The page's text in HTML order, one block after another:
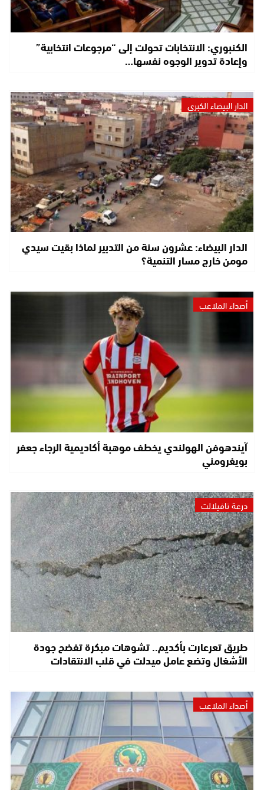
الكنبوري: الانتخابات تحولت إلى “مرجوعات انتخابية”
وإعادة تدوير الوجوه نفسها…
الدار البيضاء الكبرى
الدار البيضاء: عشرون سنة من التدبير لماذا بقيت سيدي
مومن خارج مسار التنمية؟
أصداء الملاعب
آيندهوفن الهولندي يخطف موهبة أكاديمية الرجاء جعفر
بويغرومني
درعة تافيلالت
طريق تعرعارت بأكديم.. تشوهات مبكرة تفضح جودة
الأشغال وتضع عامل ميدلت في قلب الانتقادات
أصداء الملاعب